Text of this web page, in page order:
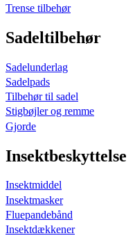
Trense tilbehør
Sadeltilbehør
Sadelunderlag
Sadelpads
Tilbehør til sadel
Stigbøjler og remme
Gjorde
Insektbeskyttelse
Insektmiddel
Insektmasker
Fluepandebånd
Insektdækkener